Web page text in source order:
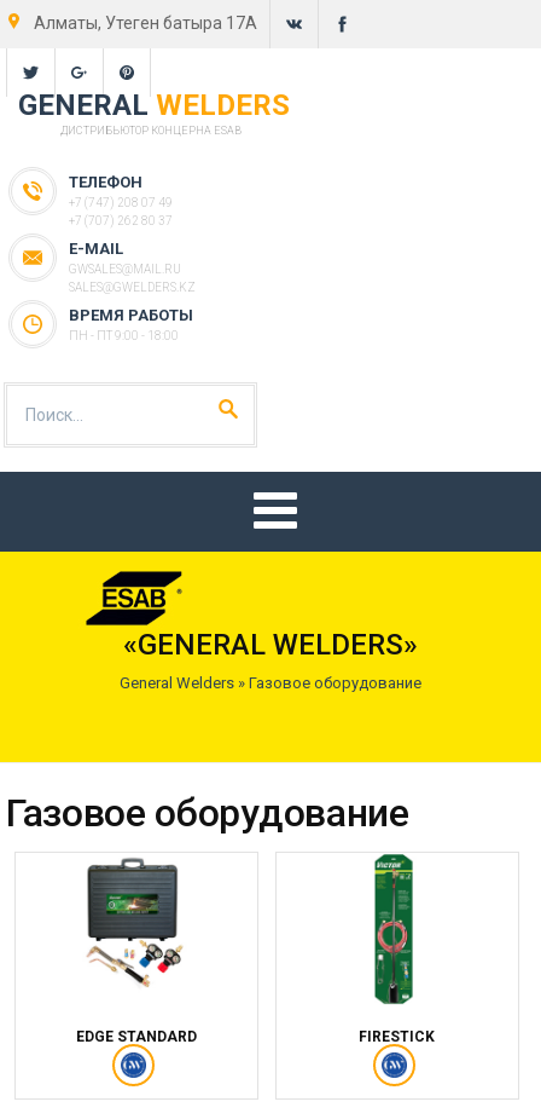
Алматы, Утеген батыра 17А
GENERALWELDERS
ДИСТРИБЬЮТОР КОНЦЕРНА ESAB
ТЕЛЕФОН
+7 (747) 208 07 49
+7 (707) 262 80 37
E-MAIL
GWSALES@MAIL.RU
SALES@GWELDERS.KZ
ВРЕМЯ РАБОТЫ
ПН - ПТ 9:00 - 18:00
«GENERAL WELDERS»
General Welders » Газовое оборудование
Газовое оборудование
EDGE STANDARD FIRESTICK